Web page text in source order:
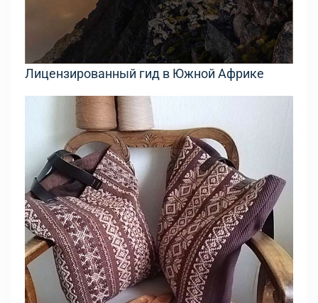
Лицензированный гид в Южной Африке